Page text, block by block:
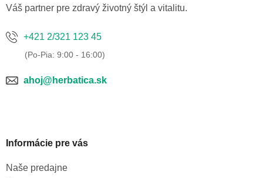
Váš partner pre zdravý životný štýl a vitalitu.
+421 2/321 123 45
ahoj@herbatica.sk
Informácie pre vás
Naše predajne